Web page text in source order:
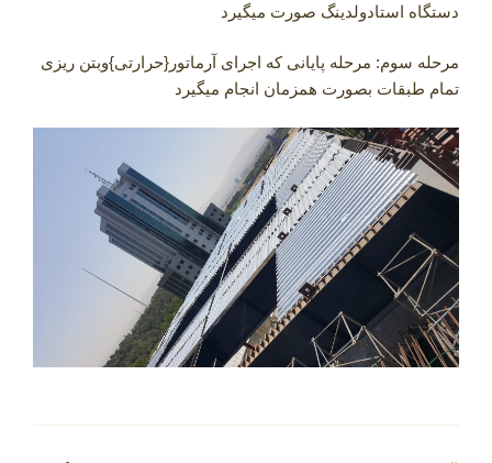
دستگاه استادولدینگ صورت میگیرد
مرحله سوم: مرحله پایانی که اجرای آرماتور{حرارتی}وبتن ریزی
تمام طبقات بصورت همزمان انجام میگیرد